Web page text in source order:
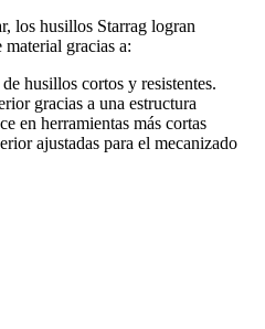
los husillos Starrag logran
gracias a:
husillos cortos y resistentes.
gracias a una estructura
en herramientas más cortas
ajustadas para el mecanizado